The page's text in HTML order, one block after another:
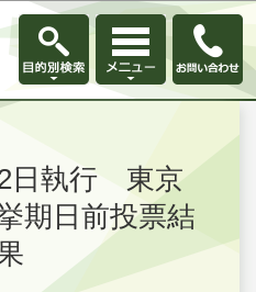
の本文へ移動
日執行 東京
期日前投票結